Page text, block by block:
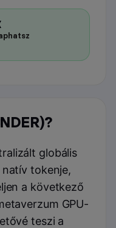
globális
tokenje,
a következő
GPU-
teszi a